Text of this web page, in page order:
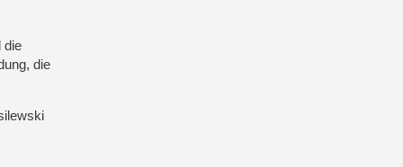
die
die